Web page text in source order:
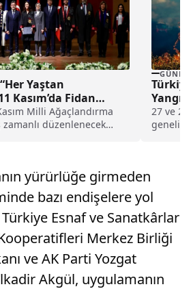
Yaştan
Kasım’da Fidan
Milli Ağaçlandırma
zamanlı düzenlenecek
Yangın
27 ve
yürürlüğe girmeden
bazı endişelere yol
Türkiye Esnaf ve Sanatkârlar
Merkez Birliği
ve AK Parti Yozgat
Akgül, uygulamanın